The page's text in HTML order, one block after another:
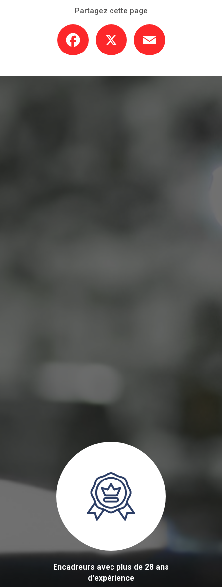
Partagez cette page
Facebook
Encadreurs avec plus de 28 ans
d'expérience